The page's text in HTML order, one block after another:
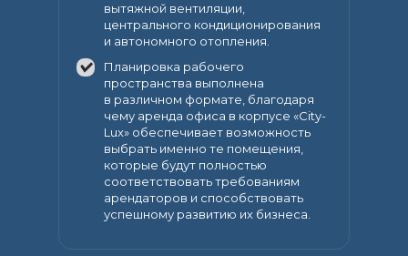
Планировка рабочего
пространства выполнена
в различном формате, благодаря
чему аренда офиса в корпусе «City-
Lux» обеспечивает возможность
выбрать именно те помещения,
которые будут полностью
соответствовать требованиям
арендаторов и способствовать
успешному развитию их бизнеса.
вытяжной вентиляции,
центрального кондиционирования
и автономного отопления.